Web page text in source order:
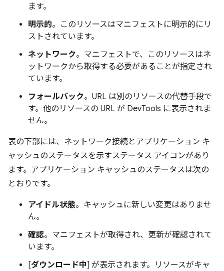
ます。
明示的。このリソースはマニフェストに明示的にリ
ストされています。
ネットワーク。マニフェストで、このリソースはネ
ットワークから取得する必要があることが指定され
ています。
フォールバック。URL は別のリソースの代替手段で
す。他のリソースの URL が DevTools に表示されま
せん。
表の下部には、ネットワーク接続とアプリケーション キ
ャッシュのステータスを示すステータス アイコンがあり
ます。アプリケーション キャッシュのステータスは次の
とおりです。
アイドル状態。キャッシュに新しい変更はありませ
ん。
確認。マニフェストが取得され、更新が確認されて
います。
[ダウンロード中] が表示されます。リソースがキャ